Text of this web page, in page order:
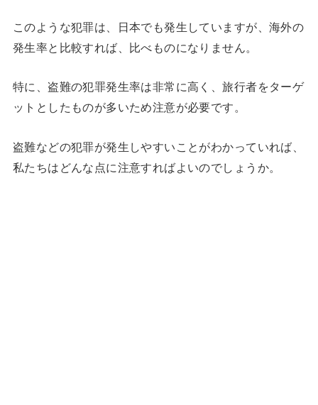
このような犯罪は、日本でも発生していますが、海外の
発生率と比較すれば、比べものになりません。
特に、盗難の犯罪発生率は非常に高く、旅行者をターゲ
ットとしたものが多いため注意が必要です。
盗難などの犯罪が発生しやすいことがわかっていれば、
私たちはどんな点に注意すればよいのでしょうか。